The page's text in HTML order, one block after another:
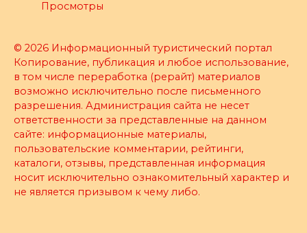
Просмотры
© 2026 Информационный туристический портал
Копирование, публикация и любое использование,
в том числе переработка (рерайт) материалов
возможно исключительно после письменного
разрешения. Администрация сайта не несет
ответственности за представленные на данном
сайте: информационные материалы,
пользовательские комментарии, рейтинги,
каталоги, отзывы, представленная информация
носит исключительно ознакомительный характер и
не является призывом к чему либо.